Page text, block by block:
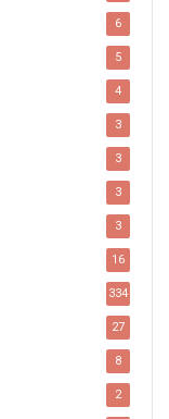
6
5
4
3
3
3
3
16
334
27
8
2